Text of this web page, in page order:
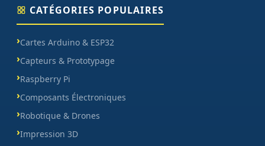
CATÉGORIES POPULAIRES
Cartes Arduino & ESP32
Capteurs & Prototypage
Raspberry Pi
Composants Électroniques
Robotique & Drones
Impression 3D